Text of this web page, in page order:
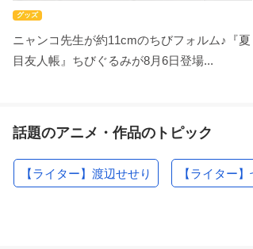
グッズ
ニャンコ先生が約11cmのちびフォルム♪『夏
目友人帳』ちびぐるみが8月6日登場...
話題のアニメ・作品のトピック
【ライター】渡辺せせり 【ライター